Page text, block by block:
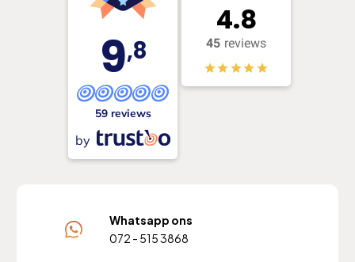
9,8
59 reviews
by
4.8
45 reviews
Whatsapp ons
072 - 515 3868